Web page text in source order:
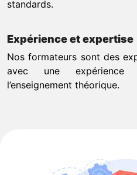
standards.
Expérience et expertise
Nos formateurs sont des
avec une
l’enseignement théorique.